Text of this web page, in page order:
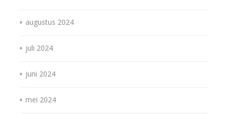
augustus 2024
juli 2024
juni 2024
mei 2024